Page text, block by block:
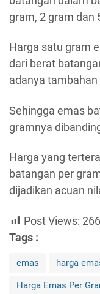
gram, 2 gram dan
Harga satu gram
dari berat
adanya tambahan
Sehingga emas
gramnya
Harga yang
batangan per
dijadikan acuan
Post Views: 266
Tags :
emas harga
Harga Emas Per